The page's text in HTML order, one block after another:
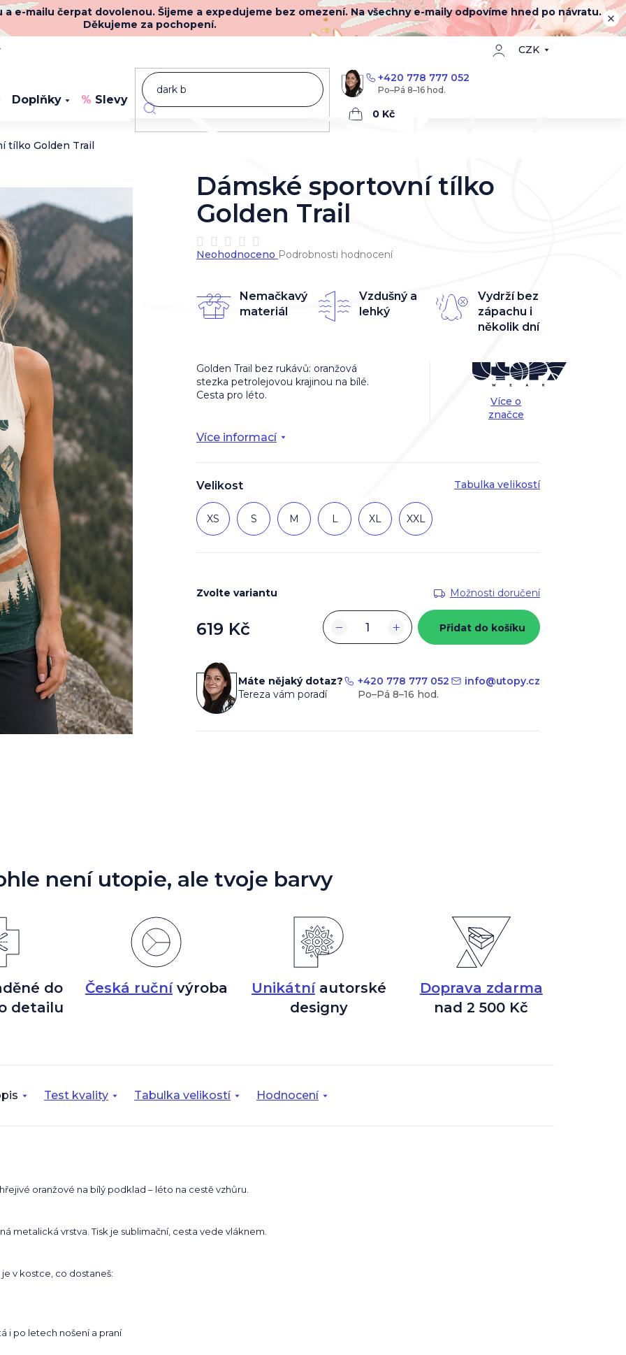
e-mailu čerpat dovolenou. Šijeme a expedujeme bez omezení. Na všechny e-maily odpovíme hned po návratu.
Děkujeme za pochopení.
CZK
+420 778 777 052
Nákupní
Doplňky Slevy Novinky
tílko Golden Trail
Velikost Tabulka velikostí
XS S M L XL XXL
Více informací
Golden Trail bez rukávů: oranžová
stezka petrolejovou krajinou na bílé.
Cesta pro léto.
Více o
značce
Nemačkavý
materiál
Vzdušný a
lehký
Vydrží bez
zápachu i
několik dní
Zvolte variantu Možnosti doručení
619 Kč +
− Přidat do košíku
Dámské sportovní tílko
Golden Trail
Průměrné
hodnocení
0,0
z
Neohodnoceno Podrobnosti hodnocení
Máte nějaký dotaz?
Tereza vám poradí
+420 778 777 052 info@utopy.cz
není utopie, ale tvoje barvy
do
detailu
Česká ručnívýroba Unikátníautorské
designy
Doprava zdarma
nad 2 500 Kč
Test kvality Tabulka velikostí Hodnocení
oranžové na bílý podklad – léto na cestě vzhůru.
metalická vrstva. Tisk je sublimační, cesta vede vláknem.
v kostce, co dostaneš:
i po letech nošení a praní